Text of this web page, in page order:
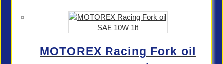
MOTOREX Racing Fork oil